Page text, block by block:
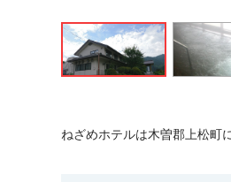
ねざめホテルは木曽郡上松町